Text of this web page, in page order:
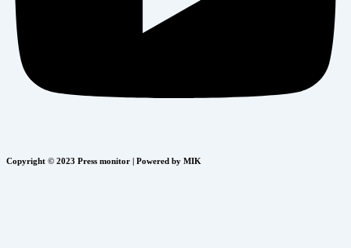
Copyright © 2023 Press monitor | Powered by MIK